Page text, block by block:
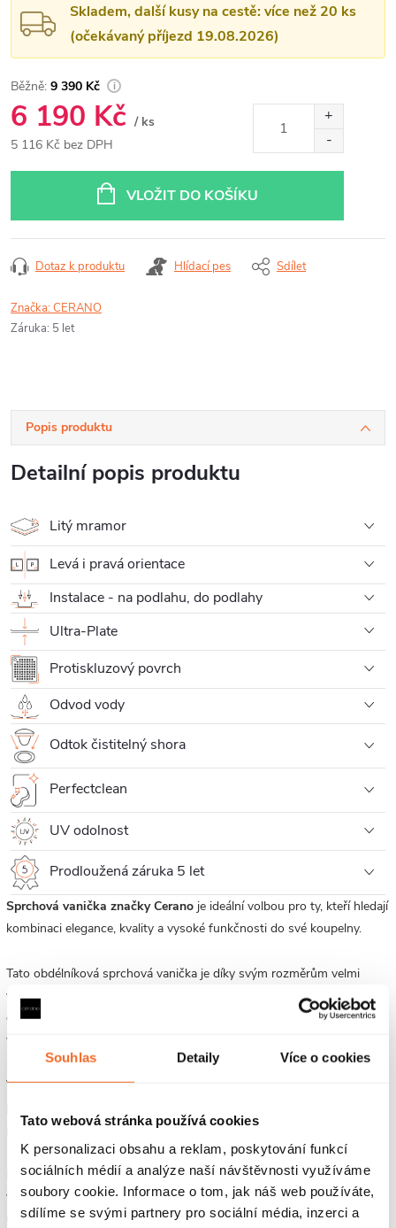
Souhlas Detaily Více o cookies
Tato webová stránka používá cookies
K personalizaci obsahu a reklam, poskytování funkcí
sociálních médií a analýze naší návštěvnosti využíváme
soubory cookie. Informace o tom, jak náš web používáte,
sdílíme se svými partnery pro sociální média, inzerci a
Skladem, další kusy na cestě: více než 20 ks
(očekávaný příjezd 19.08.2026)
9 390 Kč
6 190 Kč / ks
5 116 Kč bez DPH
VLOŽIT DO KOŠÍKU
Dotaz k produktu Hlídací pes Sdílet
Značka:CERANO
Záruka: 5 let
Popis produktu
Detailní popis produktu
Litý mramor
Levá i pravá orientace
Instalace - na podlahu, do podlahy
Ultra-Plate
Protiskluzový povrch
Odvod vody
Odtok čistitelný shora
Perfectclean
UV odolnost
Prodloužená záruka 5 let
Sprchová vanička značky Cerano je ideální volbou pro ty, kteří hledají
kombinaci elegance, kvality a vysoké funkčnosti do své koupelny.
Tato obdélníková sprchová vanička je díky svým rozměrům velmi
vhodnou pro širokou škálu koupelen. Jednoduchý a přitom moderní
design s čistými liniemi dodá vaší koupelně ničím nerušený elegantní
vzhled.
Vanička je vyrobena z litého mramoru, díky čemuž získává svoji
postačí běžné čistící prostředky a měkká houbička.
Nepropouští vodu a jiné tekutiny, které se nedostávají do povrchu
vaničky, kde by mohlo docházet k výskytu mikroorganismu, plísní a
usazování nečistot. Odolává i pádu předmětů na povrch vaničky. Je